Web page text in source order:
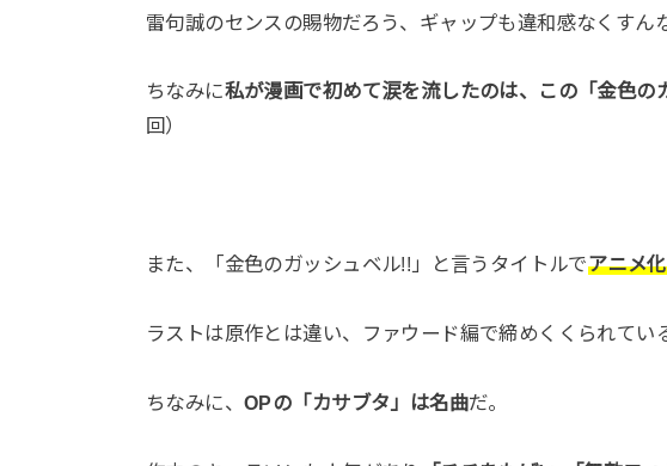
雷句誠のセンスの賜物だろう、ギャップも違和感なくすん
ちなみに私が漫画で初めて涙を流したのは、この「金色の
回）
また、「金色のガッシュベル!!」と言うタイトルでアニメ
ラストは原作とは違い、ファウード編で締めくくられてい
ちなみに、OPの「カサブタ」は名曲だ。